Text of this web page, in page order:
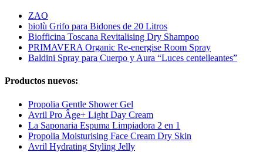
ZAO
biolù Grifo para Bidones de 20 Litros
Biofficina Toscana Revitalising Dry Shampoo
PRIMAVERA Organic Re-energise Room Spray
Baldini Spray para Cuerpo y Aura “Luces centelleantes”
Productos nuevos:
Propolia Gentle Shower Gel
Avril Pro Âge+ Light Day Cream
La Saponaria Espuma Limpiadora 2 en 1
Propolia Moisturising Face Cream Dry Skin
Avril Hydrating Styling Jelly